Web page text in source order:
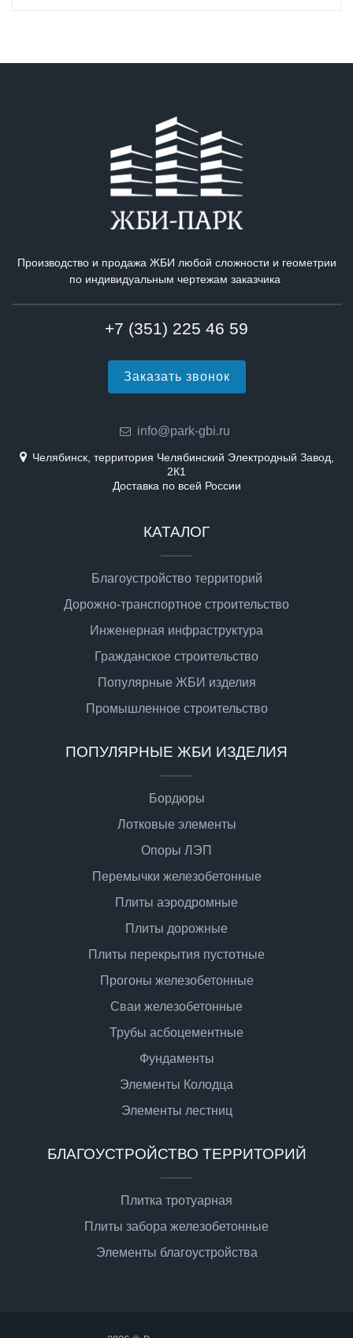
Производство и продажа ЖБИ любой сложности и геометрии
по индивидуальным чертежам заказчика
+7 (351) 225 46 59
Заказать звонок
info@park-gbi.ru
Челябинск, территория Челябинский Электродный Завод,
2К1
Доставка по всей России
КАТАЛОГ
Благоустройство территорий
Дорожно-транспортное строительство
Инженерная инфраструктура
Гражданское строительство
Популярные ЖБИ изделия
Промышленное строительство
ПОПУЛЯРНЫЕ ЖБИ ИЗДЕЛИЯ
Бордюры
Лотковые элементы
Опоры ЛЭП
Перемычки железобетонные
Плиты аэродромные
Плиты дорожные
Плиты перекрытия пустотные
Прогоны железобетонные
Сваи железобетонные
Трубы асбоцементные
Фундаменты
Элементы Колодца
Элементы лестниц
БЛАГОУСТРОЙСТВО ТЕРРИТОРИЙ
Плитка тротуарная
Плиты забора железобетонные
Элементы благоустройства